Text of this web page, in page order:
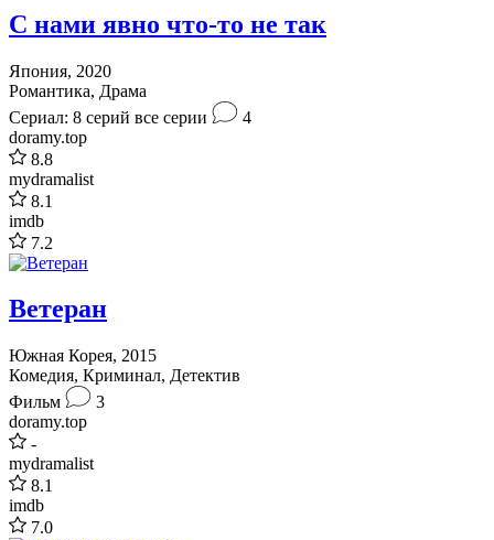
С нами явно что-то не так
Япония, 2020
Романтика, Драма
Сериал: 8 серий все серии
4
doramy.top
8.8
mydramalist
8.1
imdb
7.2
Ветеран
Южная Корея, 2015
Комедия, Криминал, Детектив
Фильм
3
doramy.top
-
mydramalist
8.1
imdb
7.0